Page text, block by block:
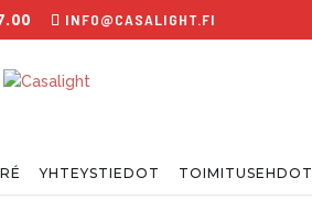
INFO@CASALIGHT.FI
YHTEYSTIEDOT TOIMITUSEHDOT